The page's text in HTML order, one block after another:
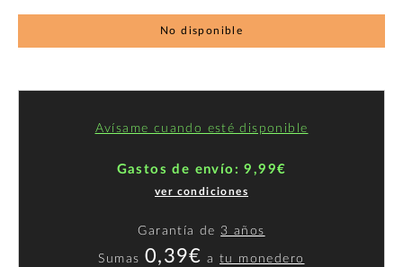
No disponible
Avísame cuando esté disponible
Gastos de envío: 9,99€
ver condiciones
Garantía de 3 años
Sumas 0,39€ atu monedero